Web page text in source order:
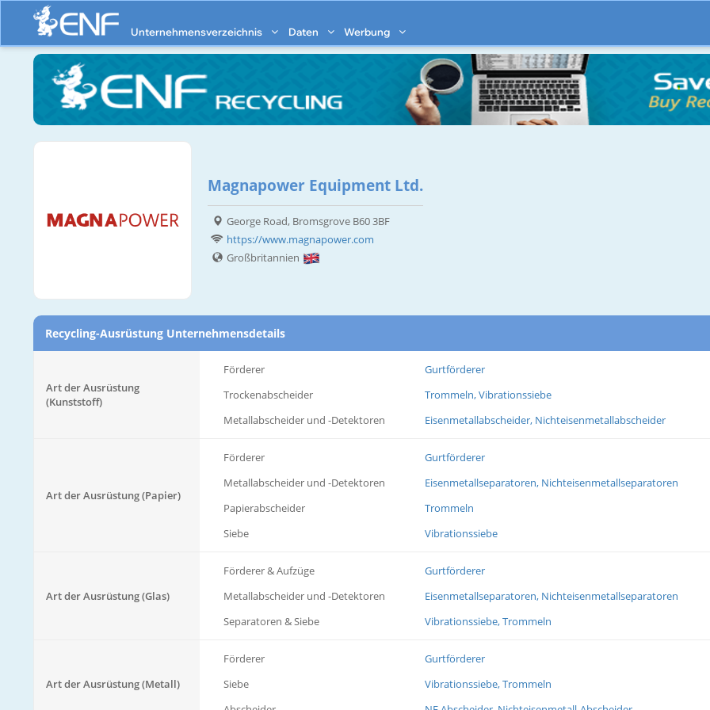
Unternehmensverzeichnis Daten Werbung
Magnapower Equipment Ltd.
George Road, Bromsgrove B60 3BF
https://www.magnapower.com
Großbritannien
Recycling-Ausrüstung Unternehmensdetails
Art der Ausrüstung
(Kunststoff)
Förderer
Gurtförderer
Trockenabscheider
Trommeln, Vibrationssiebe
Metallabscheider und -Detektoren
Eisenmetallabscheider, Nichteisenmetallabscheider
Art der Ausrüstung (Papier)
Förderer
Gurtförderer
Metallabscheider und -Detektoren
Eisenmetallseparatoren, Nichteisenmetallseparatoren
Papierabscheider
Trommeln
Siebe
Vibrationssiebe
Art der Ausrüstung (Glas)
Förderer & Aufzüge
Gurtförderer
Metallabscheider und -Detektoren
Eisenmetallseparatoren, Nichteisenmetallseparatoren
Separatoren & Siebe
Vibrationssiebe, Trommeln
Art der Ausrüstung (Metall)
Förderer
Gurtförderer
Siebe
Vibrationssiebe, Trommeln